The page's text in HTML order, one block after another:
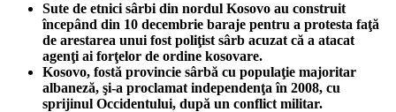
Sute de etnici sârbi din nordul Kosovo au construit
începând din 10 decembrie baraje pentru a protesta faţă
de arestarea unui fost poliţist sârb acuzat că a atacat
agenţi ai forţelor de ordine kosovare.
Kosovo, fostă provincie sârbă cu populaţie majoritar
albaneză, şi-a proclamat independenţa în 2008, cu
sprijinul Occidentului, după un conflict militar.